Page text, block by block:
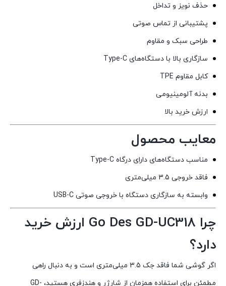
حذف نویز و تداخل
پشتیبانی از تماس صوتی
طراحی سبک و مقاوم
سازگاری بالا با دستگاه‌های Type-C
کابل مقاوم TPE
بدنه آلومینیومی
ارزش خرید بالا
معایب محصول
مناسب دستگاه‌های دارای درگاه Type-C
فاقد خروجی 3.5 میلی‌متری
وابسته به سازگاری دستگاه با خروجی صوتی USB-C
چرا Go Des GD-UC318 ارزش خرید
دارد؟
اگر گوشی شما فاقد جک 3.5 میلی‌متری است و به دنبال راهی
مطمئن برای استفاده همزمان از شارژر و هندزفری هستید، GD-